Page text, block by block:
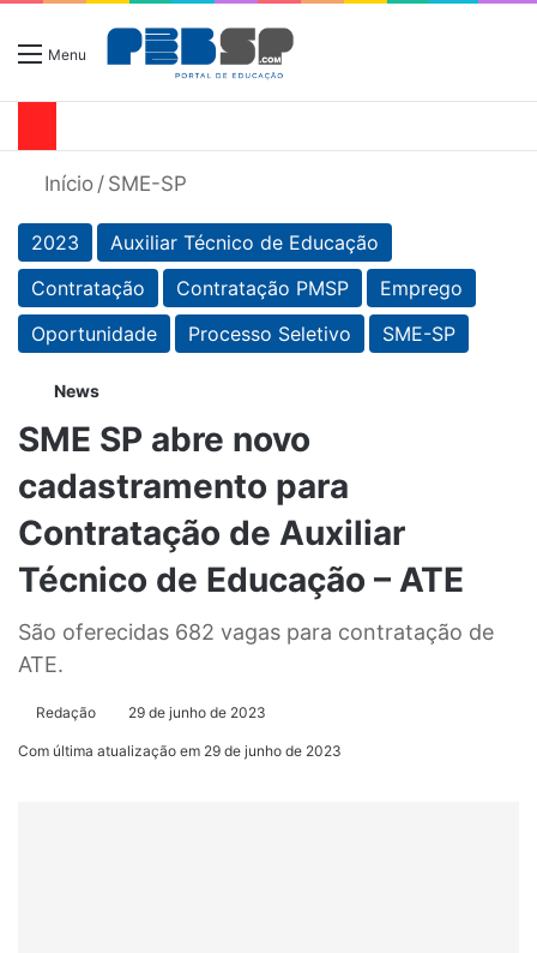
Menu
Início / SME-SP
2023
Auxiliar Técnico de Educação
Contratação
Contratação PMSP
Emprego
Oportunidade
Processo Seletivo SME-SP
News
SME SP abre novo
cadastramento para
Contratação de Auxiliar
Técnico de Educação – ATE
São oferecidas 682 vagas para contratação de
ATE.
Redação 29 de junho de 2023
Com última atualização em 29 de junho de 2023